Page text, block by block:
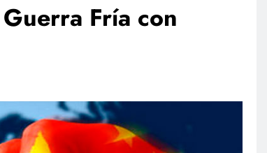
Fría con
Camionazo en Sonora deja un
muerto y 39 lesionados en la
carretera Obregón-Empalme